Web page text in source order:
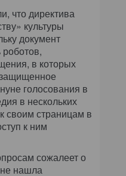
что директива
культуры
документ
в которых
голосования в
в нескольких
своим страницам в
к ним
сожалеет о
не нашла